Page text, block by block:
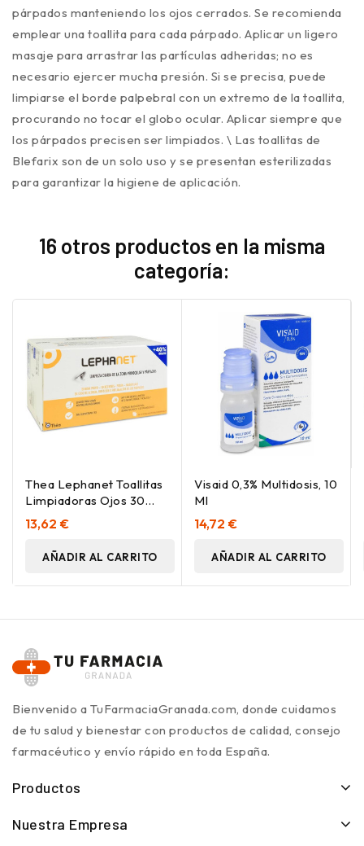
párpados manteniendo los ojos cerrados. Se recomienda
emplear una toallita para cada párpado. Aplicar un ligero
masaje para arrastrar las partículas adheridas; no es
necesario ejercer mucha presión. Si se precisa, puede
limpiarse el borde palpebral con un extremo de la toallita,
procurando no tocar el globo ocular. Aplicar siempre que
los párpados precisen ser limpiados. \ Las toallitas de
Blefarix son de un solo uso y se presentan esterilizadas
para garantizar la higiene de aplicación.
16 otros productos en la misma
categoría:
Thea Lephanet Toallitas
Limpiadoras Ojos 30
Unidades
13,62 €
AÑADIR AL CARRITO
Visaid 0,3% Multidosis, 10
Ml
14,72 €
AÑADIR AL CARRITO
Bienvenido a TuFarmaciaGranada.com, donde cuidamos
de tu salud y bienestar con productos de calidad, consejo
farmacéutico y envío rápido en toda España.
Productos
Nuestra Empresa